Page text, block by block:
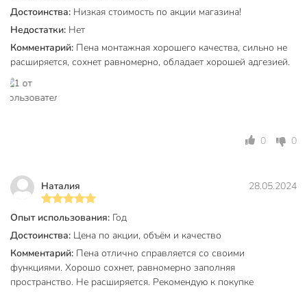
Область применения
работ
для наружных
Класс опасности
Срок годности, мес
Артикул производителя
KUPP10W50+
Модель
Достоинства: Низкая стоимость по акции магазина!
Недостатки: Нет
Комментарий: Пена монтажная хорошего качества, сильно не
расширяется, сохнет равномерно, обладает хорошей адгезией.
0 0
Наталия 28.05.2024
Опыт использования: Год
Достоинства: Цена по акции, объём и качество
Комментарий: Пена отлично справляется со своими
функциями. Хорошо сохнет, равномерно заполняя
пространство. Не расширяется. Рекомендую к покупке